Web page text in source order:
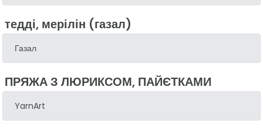
тедді, мерілін (газал)
Газал
ПРЯЖА З ЛЮРИКСОМ, ПАЙЄТКАМИ
YarnArt